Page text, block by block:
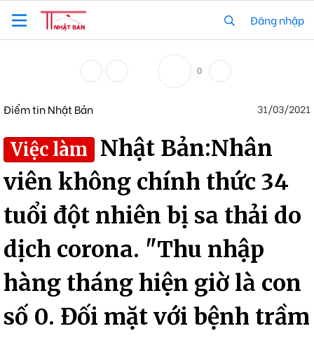
Đăng nhập
0
Điểm tin Nhật Bản 31/03/2021
Việc làm
Nhật Bản:Nhân
viên không chính thức 34
tuổi đột nhiên bị sa thải do
dịch corona. "Thu nhập
hàng tháng hiện giờ là con
số 0. Đối mặt với bệnh trầm